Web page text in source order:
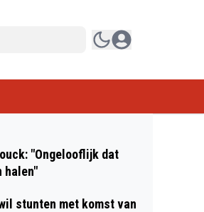
"Ongelooflijk dat
halen"
stunten met komst van